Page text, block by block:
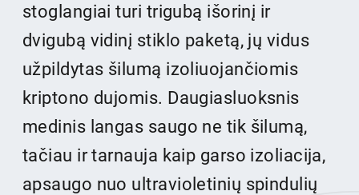
stoglangiai turi trigubą išorinį ir
dvigubą vidinį stiklo paketą, jų vidus
užpildytas šilumą izoliuojančiomis
kriptono dujomis. Daugiasluoksnis
medinis langas saugo ne tik šilumą,
tačiau ir tarnauja kaip garso izoliacija,
apsaugo nuo ultravioletinių spindulių